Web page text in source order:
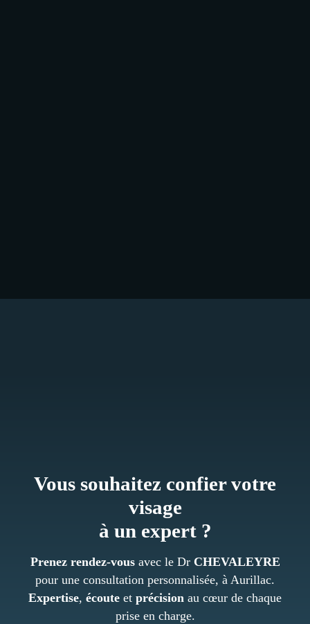
Vous souhaitez confiervotre
visage
à un expert ?
Prenez rendez-vousavec le Dr CHEVALEYRE
pour une consultation personnalisée, à Aurillac.
Expertise, écoute et précision au cœur de chaque
prise en charge.